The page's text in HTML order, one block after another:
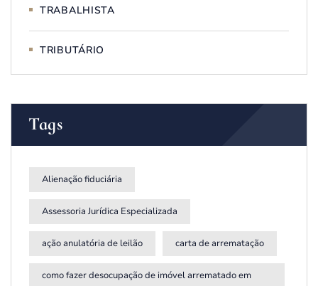
TRABALHISTA
TRIBUTÁRIO
Tags
Alienação fiduciária
Assessoria Jurídica Especializada
ação anulatória de leilão carta de arrematação
como fazer desocupação de imóvel arrematado em